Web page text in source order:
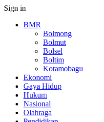
Sign in
BMR
Bolmong
Bolmut
Bolsel
Boltim
Kotamobagu
Ekonomi
Gaya Hidup
Hukum
Nasional
Olahraga